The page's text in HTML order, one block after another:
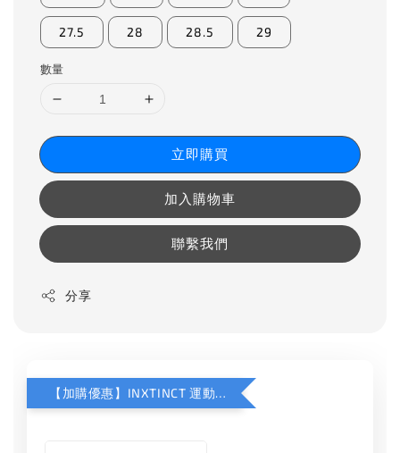
27.5 28 28.5 29
數量
立即購買
加入購物車
聯繫我們
分享
【加購優惠】INXTINCT 運動款鞋墊